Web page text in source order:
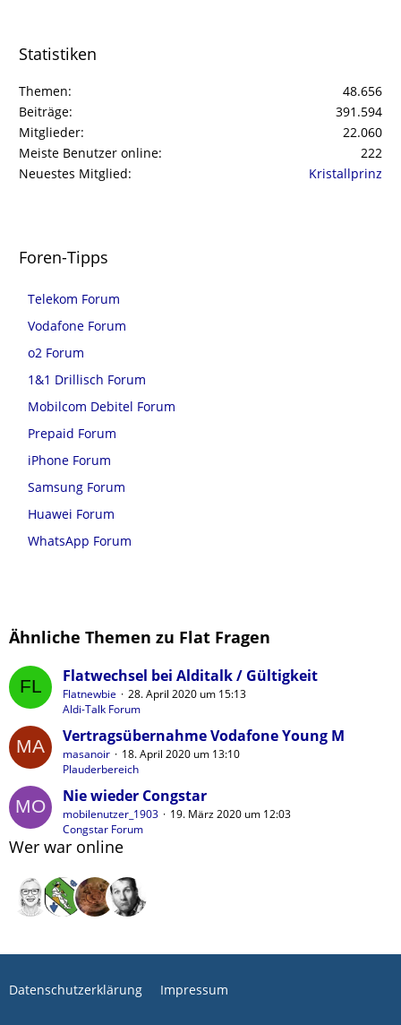
Statistiken
Themen
48.656
Beiträge
391.594
Mitglieder
22.060
Meiste Benutzer online
222
Neuestes Mitglied
Kristallprinz
Foren-Tipps
Telekom Forum
Vodafone Forum
o2 Forum
1&1 Drillisch Forum
Mobilcom Debitel Forum
Prepaid Forum
iPhone Forum
Samsung Forum
Huawei Forum
WhatsApp Forum
Ähnliche Themen zu Flat Fragen
Flatwechsel bei Alditalk / Gültigkeit
Flatnewbie
28. April 2020 um 15:13
Aldi-Talk Forum
Vertragsübernahme Vodafone Young M
masanoir
18. April 2020 um 13:10
Plauderbereich
Nie wieder Congstar
mobilenutzer_1903
19. März 2020 um 12:03
Congstar Forum
Wer war online
Datenschutzerklärung Impressum